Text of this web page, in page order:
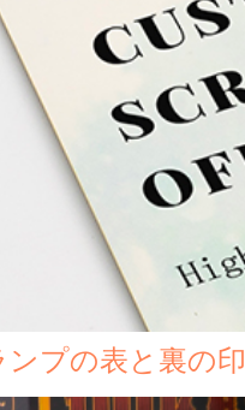
プの表と裏の